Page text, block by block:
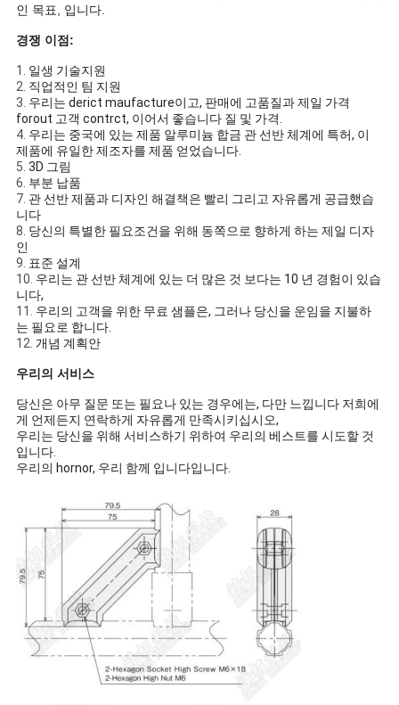
인 목표, 입니다.
경쟁 이점:
1. 일생 기술지원
2. 직업적인 팀 지원
3. 우리는 derict maufacture이고, 판매에 고품질과 제일 가격
forout 고객 contrct, 이어서 좋습니다 질 및 가격.
4. 우리는 중국에 있는 제품 알루미늄 합금 관 선반 체계에 특허, 이
제품에 유일한 제조자를 제품 얻었습니다.
5. 3D 그림
6. 부분 납품
7. 관 선반 제품과 디자인 해결책은 빨리 그리고 자유롭게 공급했습
니다
8. 당신의 특별한 필요조건을 위해 동쪽으로 향하게 하는 제일 디자
인
9. 표준 설계
10. 우리는 관 선반 체계에 있는 더 많은 것 보다는 10 년 경험이 있습
니다,
11. 우리의 고객을 위한 무료 샘플은, 그러나 당신을 운임을 지불하
는 필요로 합니다.
12. 개념 계획안
우리의 서비스
당신은 아무 질문 또는 필요나 있는 경우에는, 다만 느낍니다 저희에
게 언제든지 연락하게 자유롭게 만족시키십시오,
우리는 당신을 위해 서비스하기 위하여 우리의 베스트를 시도할 것
입니다.
우리의 hornor, 우리 함께 입니다입니다.